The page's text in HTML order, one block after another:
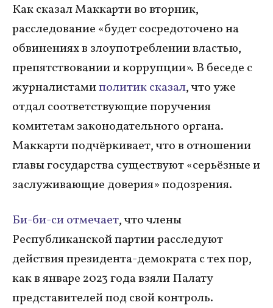
Как сказал Маккарти во вторник,
расследование «будет сосредоточено на
обвинениях в злоупотреблении властью,
препятствовании и коррупции». В беседе с
журналистамиполитик сказал, что уже
отдал соответствующие поручения
комитетам законодательного органа.
Маккарти подчёркивает, что в отношении
главы государства существуют «серьёзные и
заслуживающие доверия» подозрения.
Би-би-си отмечает, что члены
Республиканской партии расследуют
действия президента-демократа с тех пор,
как в январе 2023 года взяли Палату
представителей под свой контроль.